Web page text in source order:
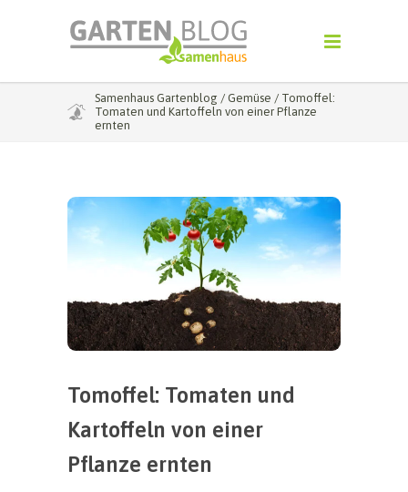
Samenhaus Gartenblog / Gemüse / Tomoffel:
Tomaten und Kartoffeln von einer Pflanze
ernten
Tomoffel: Tomaten und
Kartoffeln von einer
Pflanze ernten